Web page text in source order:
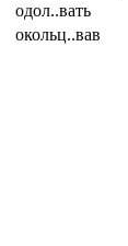
одол..вать
окольц..вав